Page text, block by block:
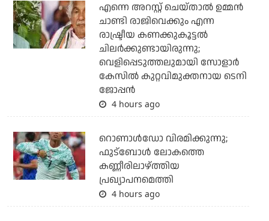
എന്നെ അറസ്റ്റ് ചെയ്താല്‍ ഉമ്മന്‍
ചാണ്ടി രാജിവെക്കും എന്ന
രാഷ്ട്രീയ കണക്കുകൂട്ടല്‍
ചിലര്‍ക്കുണ്ടായിരുന്നു;
വെളിപ്പെടുത്തലുമായി സോളാര്‍
കേസില്‍ കുറ്റവിമുക്തനായ ടെനി
ജോപ്പന്‍
4 hours ago
റൊണാള്‍ഡോ വിരമിക്കുന്നു;
ഫുട്‌ബോള്‍ ലോകത്തെ
കണ്ണീരിലാഴ്ത്തിയ
പ്രഖ്യാപനമെത്തി
4 hours ago